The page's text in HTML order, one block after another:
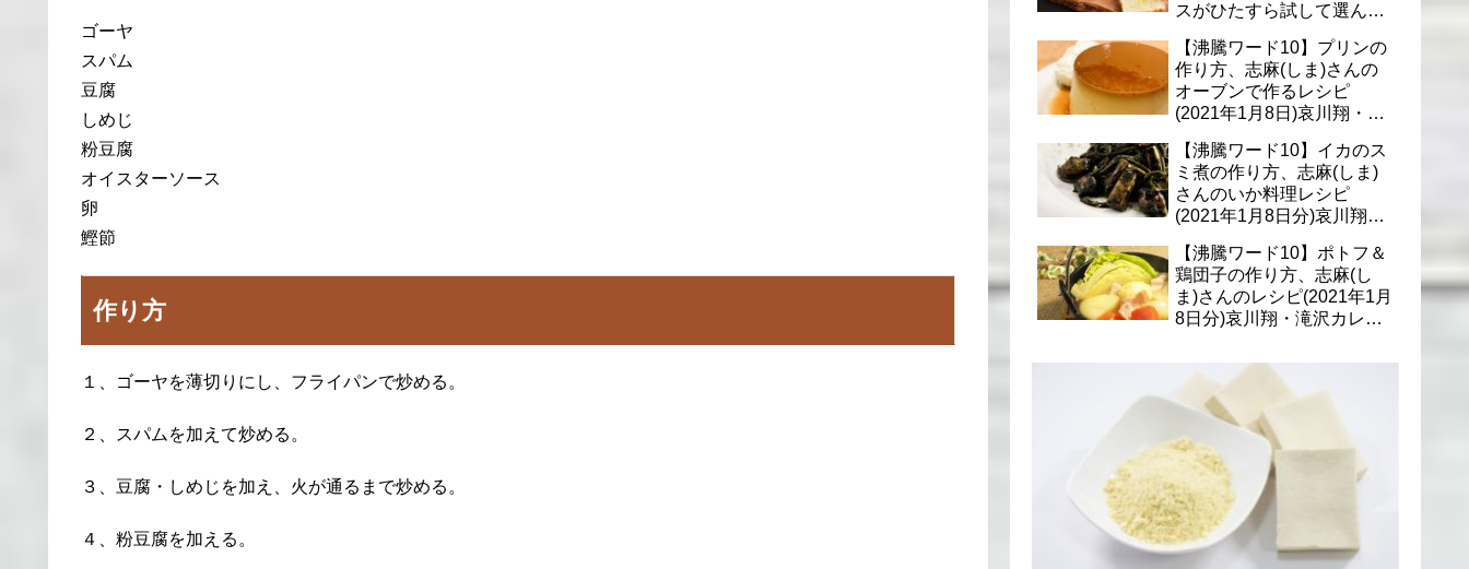
ゴーヤ
スパム
豆腐
しめじ
粉豆腐
オイスターソース
卵
鰹節
作り方
１、ゴーヤを薄切りにし、フライパンで炒める。
２、スパムを加えて炒める。
３、豆腐・しめじを加え、火が通るまで炒める。
４、粉豆腐を加える。
スがひたすら試して選んだ
【沸騰ワード10】プリンの
作り方、志麻(しま)さんの
オーブンで作るレシピ
(2021年1月8日)哀川翔・滝
理
【沸騰ワード10】イカのス
ミ煮の作り方、志麻(しま)
さんのいか料理レシピ
(2021年1月8日分)哀川翔・
【沸騰ワード10】ポトフ＆
鶏団子の作り方、志麻(し
ま)さんのレシピ(2021年1月
8日分)哀川翔・滝沢カレ